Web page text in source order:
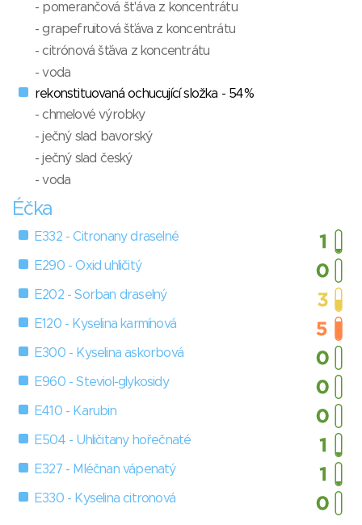
- pomerančová št'áva z koncentrátu
- grapefruitová šťáva z koncentrátu
- citrónová šťáva z koncentrátu
- voda
rekonstituovaná ochucující složka - 54%
- chmelové výrobky
- ječný slad bavorský
- ječný slad český
- voda
Éčka
E332 - Citronany draselné
E290 - Oxid uhličitý
E202 - Sorban draselný
E120 - Kyselina karmínová
E300 - Kyselina askorbová
E960 - Steviol-glykosidy
E410 - Karubin
E504 - Uhličitany hořečnaté
E327 - Mléčnan vápenatý
E330 - Kyselina citronová